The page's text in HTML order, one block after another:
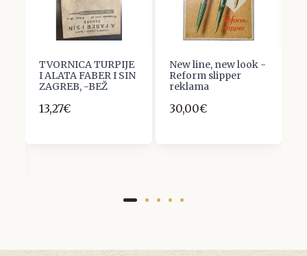
TVORNICA TURPIJE
I ALATA FABER I SIN
ZAGREB, -BEŽ
13,27€
New line, new look -
Reform slipper
reklama
30,00€